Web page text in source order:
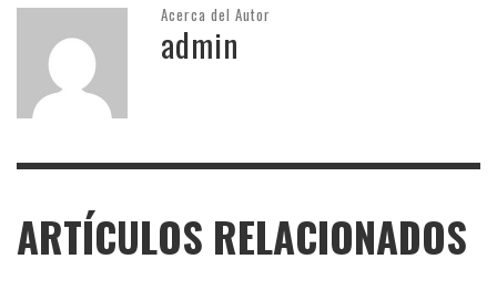
Acerca del Autor
admin
ARTÍCULOS RELACIONADOS